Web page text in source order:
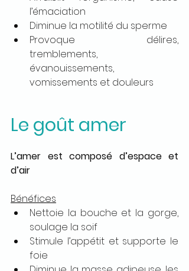
l’émaciation
Diminue la motilité du sperme
Provoque délires,
tremblements,
évanouissements,
vomissements et douleurs
Le goût amer
L’amer est composé d’espace et
d’air
Bénéfices
Nettoie la bouche et la gorge,
soulage la soif
Stimule l’appétit et supporte le
foie